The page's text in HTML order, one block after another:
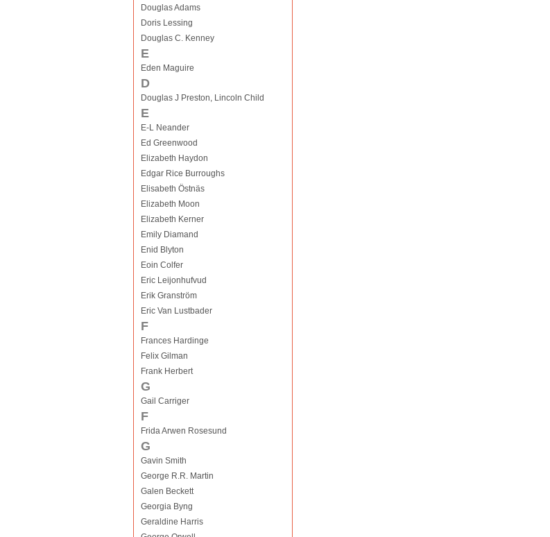
Douglas Adams
Doris Lessing
Douglas C. Kenney
E
Eden Maguire
D
Douglas J Preston, Lincoln Child
E
E-L Neander
Ed Greenwood
Elizabeth Haydon
Edgar Rice Burroughs
Elisabeth Östnäs
Elizabeth Moon
Elizabeth Kerner
Emily Diamand
Enid Blyton
Eoin Colfer
Eric Leijonhufvud
Erik Granström
Eric Van Lustbader
F
Frances Hardinge
Felix Gilman
Frank Herbert
G
Gail Carriger
F
Frida Arwen Rosesund
G
Gavin Smith
George R.R. Martin
Galen Beckett
Georgia Byng
Geraldine Harris